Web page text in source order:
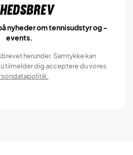
nyheder om tennisudstyr og -
events.
herunder. Samtykke kan
tilmelder dig acceptere du vores